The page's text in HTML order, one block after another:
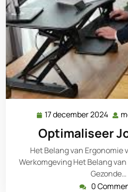
17 december 2024 17
2024
Optimaliseer
Het Belang van Ergonomie
Werkomgeving Het Belang
Gezonde…
0